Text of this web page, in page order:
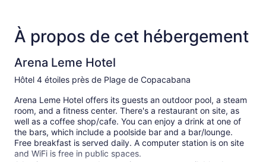
À propos de cet hébergement
Arena Leme Hotel
Hôtel 4 étoiles près de Plage de Copacabana
Arena Leme Hotel offers its guests an outdoor pool, a steam
room, and a fitness center. There's a restaurant on site, as
well as a coffee shop/cafe. You can enjoy a drink at one of
the bars, which include a poolside bar and a bar/lounge.
Free breakfast is served daily. A computer station is on site
and WiFi is free in public spaces.